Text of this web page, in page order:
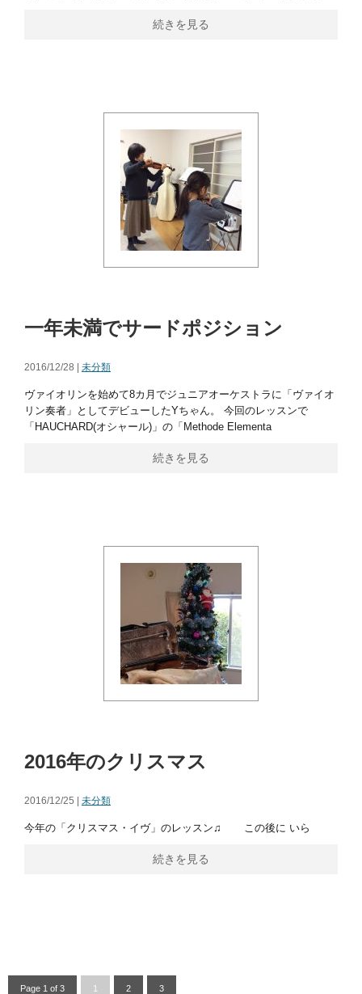
続きを見る
一年未満でサードポジション
2016/12/28 | 未分類
ヴァイオリンを始めて8カ月でジュニアオーケストラに「ヴァイオ
リン奏者」としてデビューしたYちゃん。 今回のレッスンで
「HAUCHARD(オシャール)」の「Methode Elementa
続きを見る
2016年のクリスマス
2016/12/25 | 未分類
今年の「クリスマス・イヴ」のレッスン♫ この後に いら
続きを見る
Page 1 of 3 1 2 3